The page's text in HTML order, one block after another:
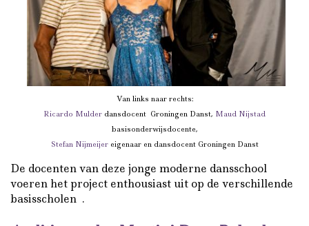
Van links naar rechts:
Ricardo Mulder dansdocent Groningen Danst, Maud Nijstad
basisonderwijsdocente,
Stefan Nijmeijereigenaar en dansdocent Groningen Danst
De docenten van deze jonge moderne dansschool
voeren het project enthousiast uit op de verschillende
basisscholen .